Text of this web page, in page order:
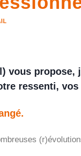
vous propose,
ressenti, vos